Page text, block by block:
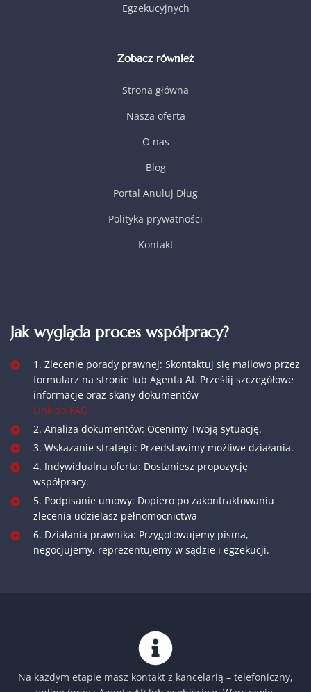
Egzekucyjnych
Zobacz również
Strona główna
Nasza oferta
O nas
Blog
Portal Anuluj Dług
Polityka prywatności
Kontakt
Jak wygląda proces współpracy?
1. Zlecenie porady prawnej: Skontaktuj się mailowo przez
formularz na stronie lub Agenta AI. Prześlij szczegółowe
informacje oraz skany dokumentów
Link do FAQ
2. Analiza dokumentów: Ocenimy Twoją sytuację.
3. Wskazanie strategii: Przedstawimy możliwe działania.
4. Indywidualna oferta: Dostaniesz propozycję
współpracy.
5. Podpisanie umowy: Dopiero po zakontraktowaniu
zlecenia udzielasz pełnomocnictwa
6. Działania prawnika: Przygotowujemy pisma,
negocjujemy, reprezentujemy w sądzie i egzekucji.
Na każdym etapie masz kontakt z kancelarią – telefoniczny,